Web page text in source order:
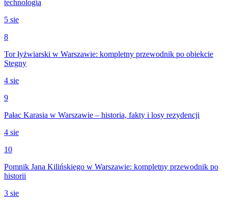
technologia
5 sie
8
Tor łyżwiarski w Warszawie: kompletny przewodnik po obiekcie
Stegny
4 sie
9
Pałac Karasia w Warszawie – historia, fakty i losy rezydencji
4 sie
10
Pomnik Jana Kilińskiego w Warszawie: kompletny przewodnik po
historii
3 sie